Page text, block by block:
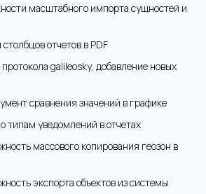
масштабного импорта сущностей и
отчетов в PDF
galileosky, добавление новых
сравнения значений в графике
типам уведомлений в отчетах
массового копирования геозон в
экспорта объектов из системы